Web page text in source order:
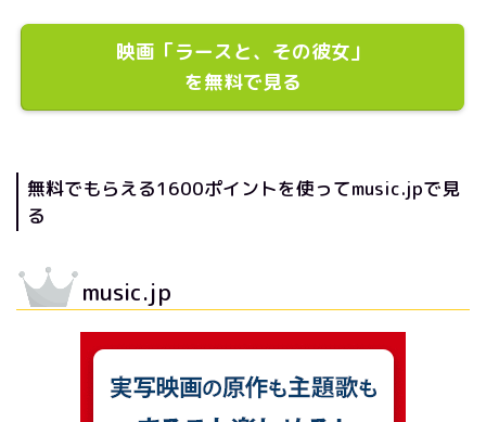
映画「ラースと、その彼女」
を無料で見る
無料でもらえる1600ポイントを使ってmusic.jpで見
る
music.jp